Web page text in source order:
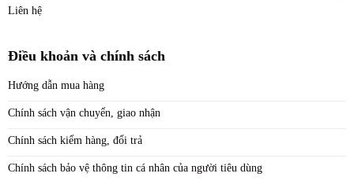
Liên hệ
Điều khoản và chính sách
Hướng dẫn mua hàng
Chính sách vận chuyển, giao nhận
Chính sách kiểm hàng, đổi trả
Chính sách bảo vệ thông tin cá nhân của người tiêu dùng